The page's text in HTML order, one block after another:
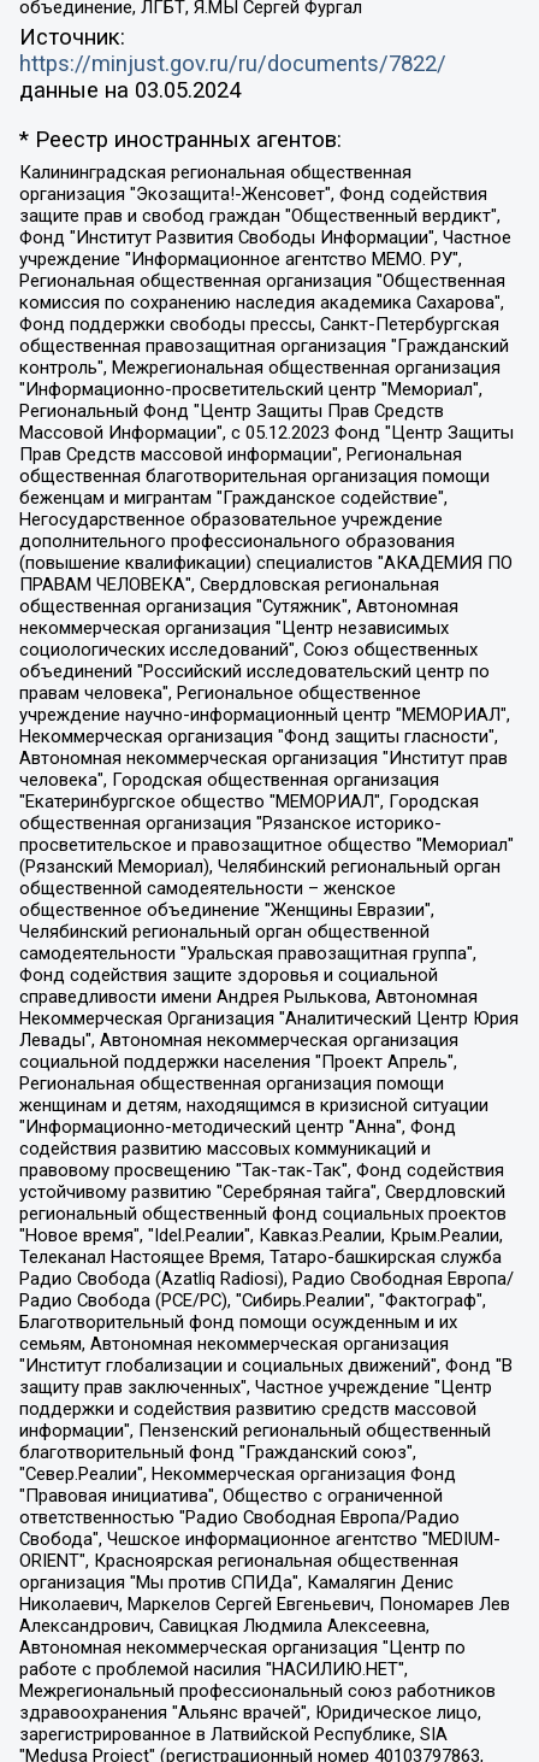
объединение, ЛГБТ, Я.МЫ Сергей Фургал
Источник:
https://minjust.gov.ru/ru/documents/7822/
данные на 03.05.2024
* Реестр иностранных агентов:
Калининградская региональная общественная организация "Экозащита!-Женсовет", Фонд содействия защите прав и свобод граждан "Общественный вердикт", Фонд "Институт Развития Свободы Информации", Частное учреждение "Информационное агентство МЕМО. РУ", Региональная общественная организация "Общественная комиссия по сохранению наследия академика Сахарова", Фонд поддержки свободы прессы, Санкт-Петербургская общественная правозащитная организация "Гражданский контроль", Межрегиональная общественная организация "Информационно-просветительский центр "Мемориал", Региональный Фонд "Центр Защиты Прав Средств Массовой Информации", с 05.12.2023 Фонд "Центр Защиты Прав Средств массовой информации", Региональная общественная благотворительная организация помощи беженцам и мигрантам "Гражданское содействие", Негосударственное образовательное учреждение дополнительного профессионального образования (повышение квалификации) специалистов "АКАДЕМИЯ ПО ПРАВАМ ЧЕЛОВЕКА", Свердловская региональная общественная организация "Сутяжник", Автономная некоммерческая организация "Центр независимых социологических исследований", Союз общественных объединений "Российский исследовательский центр по правам человека", Региональное общественное учреждение научно-информационный центр "МЕМОРИАЛ", Некоммерческая организация "Фонд защиты гласности", Автономная некоммерческая организация "Институт прав человека", Городская общественная организация "Екатеринбургское общество "МЕМОРИАЛ", Городская общественная организация "Рязанское историко-просветительское и правозащитное общество "Мемориал" (Рязанский Мемориал), Челябинский региональный орган общественной самодеятельности – женское общественное объединение "Женщины Евразии", Челябинский региональный орган общественной самодеятельности "Уральская правозащитная группа", Фонд содействия защите здоровья и социальной справедливости имени Андрея Рылькова, Автономная Некоммерческая Организация "Аналитический Центр Юрия Левады", Автономная некоммерческая организация социальной поддержки населения "Проект Апрель", Региональная общественная организация помощи женщинам и детям, находящимся в кризисной ситуации "Информационно-методический центр "Анна", Фонд содействия развитию массовых коммуникаций и правовому просвещению "Так-так-Так", Фонд содействия устойчивому развитию "Серебряная тайга", Свердловский региональный общественный фонд социальных проектов "Новое время", "Idel.Реалии", Кавказ.Реалии, Крым.Реалии, Телеканал Настоящее Время, Татаро-башкирская служба Радио Свобода (Azatliq Radiosi), Радио Свободная Европа/Радио Свобода (PCE/PC), "Сибирь.Реалии", "Фактограф", Благотворительный фонд помощи осужденным и их семьям, Автономная некоммерческая организация "Институт глобализации и социальных движений", Фонд "В защиту прав заключенных", Частное учреждение "Центр поддержки и содействия развитию средств массовой информации", Пензенский региональный общественный благотворительный фонд "Гражданский союз", "Север.Реалии", Некоммерческая организация Фонд "Правовая инициатива", Общество с ограниченной ответственностью "Радио Свободная Европа/Радио Свобода", Чешское информационное агентство "MEDIUM-ORIENT", Красноярская региональная общественная организация "Мы против СПИДа", Камалягин Денис Николаевич, Маркелов Сергей Евгеньевич, Пономарев Лев Александрович, Савицкая Людмила Алексеевна, Автономная некоммерческая организация "Центр по работе с проблемой насилия "НАСИЛИЮ.НЕТ", Межрегиональный профессиональный союз работников здравоохранения "Альянс врачей", Юридическое лицо, зарегистрированное в Латвийской Республике, SIA "Medusa Project" (регистрационный номер 40103797863, дата регистрации 10.06.2014), Некоммерческая организация "Фонд по борьбе с коррупцией", Автономная некоммерческая организация "Институт права и публичной политики", Баданин Роман Сергеевич, Гликин Максим Александрович, Железнова Мария Михайловна, Лукьянова Юлия Сергеевна, Маетная Елизавета Витальевна, Маняхин Петр Борисович, Чуракова Ольга Владимировна, Ярош Юлия Петровна, Юридическое лицо "The Insider SIA", зарегистрированное в Риге, Латвийская Республика (дата регистрации 26.06.2015), являющееся администратором доменного имени интернет-издания "The Insider SIA", https://theins.ru, Постернак Алексей Евгеньевич, Рубин Михаил Аркадьевич, Анин Роман Александрович, Юридическое лицо Istories fonds, зарегистрированное в Латвийской Республике (регистрационный номер 50008295751, дата регистрации 24.02.2020), Великовский Дмитрий Александрович, Долинина Ирина Николаевна, Мароховская Алеся Алексеевна, Шлейнов Роман Юрьевич, Шмагун Олеся Валентиновна, Общество с ограниченной ответственностью "Альтаир 2021", Общество с ограниченной ответственностью "Вега 2021", Общество с ограниченной ответственностью "Главный редактор 2021", Общество с ограниченной ответственностью "Ромашки монолит", Важенков Артем Валерьевич, Ивановская областная общественная организация "Центр гендерных исследований", Гурман Юрий Альбертович, Медиапроект "ОВД-Инфо", Егоров Владимир Владимирович, Жилинский Владимир Александрович, Общество с ограниченной ответственностью "ЗП", Иванова София Юрьевна, Карезина Инна Павловна, Кильтау Екатерина Викторовна, Петров Алексей Викторович, Пискунов Сергей Евгеньевич, Смирнов Сергей Сергеевич, Тихонов Михаил Сергеевич, Общество с ограниченной ответственностью "ЖУРНАЛИСТ-ИНОСТРАННЫЙ АГЕНТ", Арапова Галина Юрьевна, Вольтская Татьяна Анатольевна, Американская компания "Mason G.E.S. Anonymous Foundation" (США), являющаяся владельцем интернет-издания https://mnews.world/, Компания "Stichting Bellingcat", зарегистрированная в Нидерландах (дата регистрации 11.07.2018), Захаров Андрей Вячеславович, Клепиковская Екатерина Дмитриевна, Общество с ограниченной ответственностью "МЕМО", Перл Роман Александрович, Симонов Евгений Алексеевич, Соловьева Елена Анатольевна, Сотников Даниил Владимирович, Сурначева Елизавета Дмитриевна, Автономная некоммерческая организация по защите прав человека и информированию населения "Якутия – Наше Мнение", Общество с ограниченной ответственностью "Москоу диджитал медиа", с 26.01.2023 Общество с ограниченной ответственностью "Чайка Белые сады", Ветошкина Валерия Валерьевна, Заговора Максим Александрович, Межрегиональное общественное движение "Российская ЛГБТ - сеть", Оленичев Максим Владимирович, Павлов Иван Юрьевич, Скворцова Елена Сергеевна, Общество с ограниченной ответственностью "Как бы инагент", Кочетков Игорь Викторович, Общество с ограниченной ответственностью "Честные выборы", Еланчик Олег Александрович, Общество с ограниченной ответственностью "Нобелевский призыв", Гималова Регина Эмилевна, Григорьев Андрей Валерьевич, Григорьева Алина Александровна, Ассоциация по содействию защите прав призывников, альтернативнослужащих и военнослужащих "Правозащитная группа "Гражданин.Армия.Право", Хисамова Регина Фаритовна, Автономная некоммерческая организация по реализации социально-правовых программ "Лилит", Дальневосточное общественное движение "Маяк", Санкт-Петербургская ЛГБТ-инициативная группа "Выход", Инициативная группа ЛГБТ+ "Реверс", Алексеев Андрей Викторович, Бекбулатова Таисия Львовна, Беляев Иван Михайлович, Владыкина Елена Сергеевна, Гельман Марат Александрович, Никульшина Вероника Юрьевна, Толоконникова Надежда Андреевна, Шендерович Виктор Анатольевич, Общество с ограниченной ответственностью "Данное сообщение", Общество с ограниченной ответственностью Издательский дом "Новая глава", Айнбиндер Александра Александровна, Московский комьюнити-центр для ЛГБТ+инициатив, Благотворительный фонд развития филантропии, Deutsche Welle (Германия, Kurt-Schumacher-Strasse 3, 53113 Bonn), Борзунова Мария Михайловна, Воробьев Виктор Викторович, Голубева Анна Львовна, Константинова Алла Михайловна, Малкова Ирина Владимировна, Мурадов Мурад Абдулгалимович, Осетинская Елизавета Николаевна, Понасенков Евгений Николаевич, Ганапольский Матвей Юрьевич, Киселев Евгений Алексеевич, Борухович Ирина Григорьевна, Дремин Иван Тимофеевич, Дубровский Дмитрий Викторович, Красноярская региональная общественная организация поддержки и развития альтернативных образовательных технологий и межкультурных коммуникаций "ИНТЕРРА", Маяковская Екатерина Алексеевна, Фейгин Марк Захарович, Филимонов Андрей Викторович, Дзугкоева Регина Николаевна, Доброхотов Роман Александрович, Дудь Юрий Александрович, Елкин Сергей Владимирович, Кругликов Кирилл Игоревич, Сабунаева Мария Леонидовна, Семенов Алексей Владимирович, Шаинян Карен Багратович, Шульман Екатерина Михайловна, Асафьев Артур Валерьевич, Вахштайн Виктор Семенович, Венедиктов Алексей Алексеевич, Лушникова Екатерина Евгеньевна, Волков Леонид Михайлович, Невзоров Александр Глебович, Пархоменко Сергей Борисович, Сироткин Ярослав Николаевич, Кара-Мурза Владимир Владимирович, Баранова Наталья Владимировна, Гозман Леонид Яковлевич, Кагарлицкий Борис Юльевич, Климарев Михаил Валерьевич, Милов Владимир Станиславович, Автономная некоммерческая организация Краснодарский центр современного искусства "Типография", Моргенштерн Алишер Тагирович, Соболь Любовь Эдуардовна, Общество с ограниченной ответственностью "ЛИЗА НОРМ", Каспаров Гарри Кимович, Ходорковский Михаил Борисович, Общество с ограниченной ответственностью "Апрельские тезисы", Данилович Ирина Брониславовна, Кашин Олег Владимирович, Петров Николай Владимирович, Пивоваров Алексей Владимирович, Соколов Михаил Владимирович, Цветкова Юлия Владимировна, Чичваркин Евгений Александрович, Комитет против пыток/Команда против пыток, Общество с ограниченной ответственностью "Первый научный", Общество с ограниченной ответственностью "Вертолет и ко", Белоцерковская Вероника Борисовна, Кац Максим Евгеньевич, Лазарева Татьяна Юрьевна, Шаведдинов Руслан Табризович, Яшин Илья Валерьевич, Общество с ограниченной ответственностью "Иноагент ААВ", Алешковский Дмитрий Петрович, Альбац Евгения Марковна, Быков Дмитрий Львович, Галямина Юлия Евгеньевна, Лойко Сергей Леонидович, Мартынов Кирилл Константинович, Медведев Сергей Александрович, Крашенинников Федор Геннадиевич, Гордеева Катерина Вл